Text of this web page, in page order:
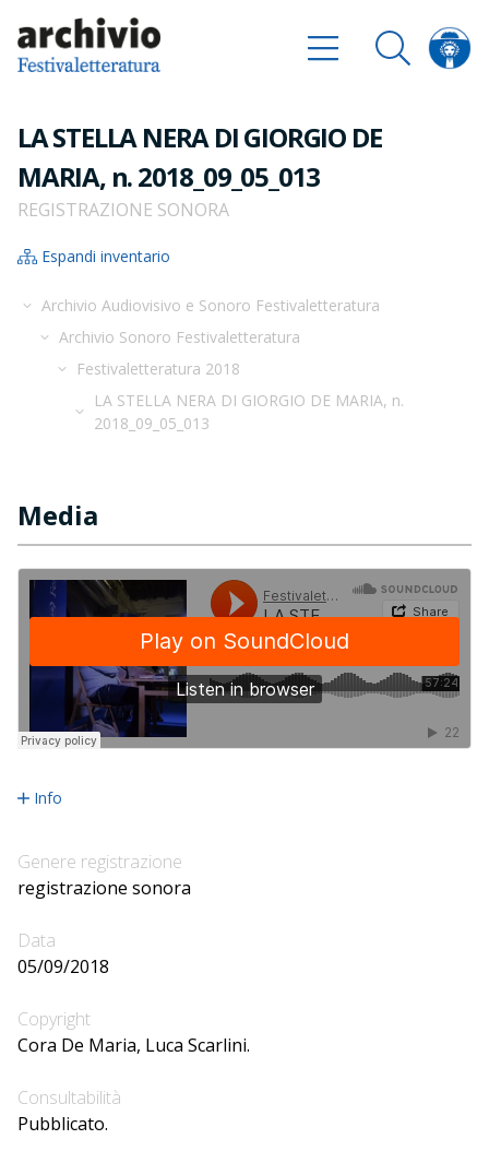
LA STELLA NERA DI GIORGIO DE
MARIA, n. 2018_09_05_013
REGISTRAZIONE SONORA
Espandi inventario
Archivio Audiovisivo e Sonoro Festivaletteratura
Archivio Sonoro Festivaletteratura
Festivaletteratura 2018
LA STELLA NERA DI GIORGIO DE MARIA, n.
2018_09_05_013
Media
Info
Genere registrazione
registrazione sonora
Data
05/09/2018
Copyright
Cora De Maria, Luca Scarlini.
Consultabilità
Pubblicato.